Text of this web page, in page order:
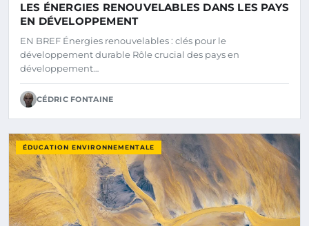
LES ÉNERGIES RENOUVELABLES DANS LES PAYS
EN DÉVELOPPEMENT
EN BREF Énergies renouvelables : clés pour le
développement durable Rôle crucial des pays en
développement…
CÉDRIC FONTAINE
ÉDUCATION ENVIRONNEMENTALE